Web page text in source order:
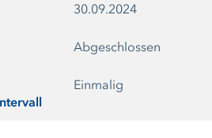
30.09.2024
Abgeschlossen
Einmalig